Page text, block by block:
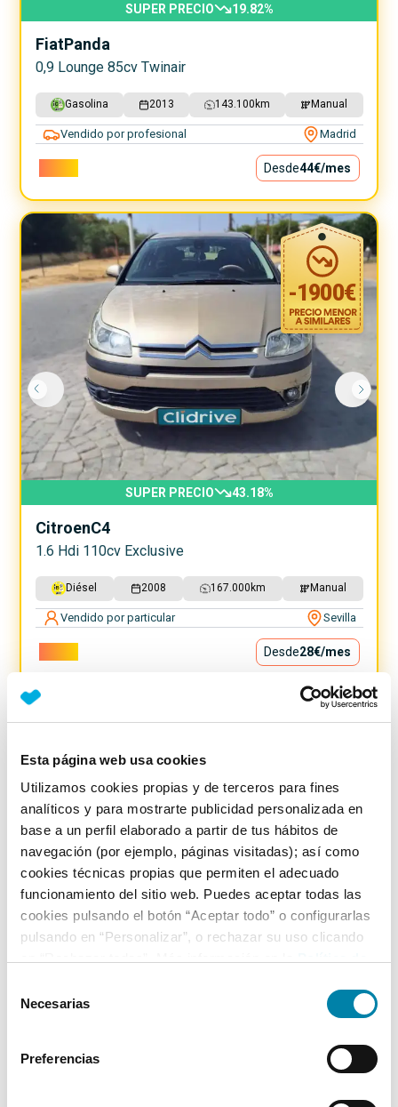
Esta página web usa cookies
Utilizamos cookies propias y de terceros para fines
analíticos y para mostrarte publicidad personalizada en
base a un perfil elaborado a partir de tus hábitos de
navegación (por ejemplo, páginas visitadas); así como
cookies técnicas propias que permiten el adecuado
funcionamiento del sitio web. Puedes aceptar todas las
cookies pulsando el botón “Aceptar todo” o configurarlas
pulsando en “Personalizar”, o rechazar su uso clicando
Necesarias
Preferencias
SUPER PRECIO 19.82%
FiatPanda
0,9 Lounge 85cv Twinair
Gasolina 2013 143.100 km Manual
Vendido por profesional Madrid
Desde44€/mes
-1900€
SUPER PRECIO 43.18%
CitroenC4
1.6 Hdi 110cv Exclusive
Diésel 2008 167.000 km Manual
Vendido por particular Sevilla
Desde28€/mes